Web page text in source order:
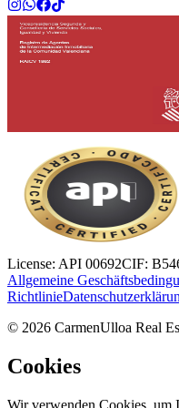
License: API 00692CIF:
Allgemeine
Richtlinie
© 2026 CarmenUlloa Real
Cookies
Wir verwenden Cookies, um